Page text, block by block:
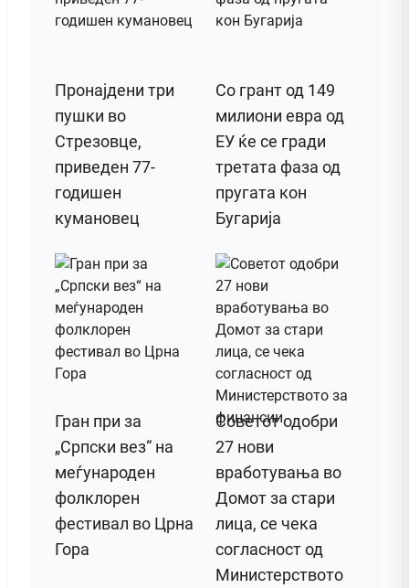
Пронајдени три
пушки во
Стрезовце,
приведен 77-
годишен
кумановец
Со грант од 149
милиони евра од
ЕУ ќе се гради
третата фаза од
пругата кон
Бугарија
Гран при за
„Српски вез“ на
меѓународен
фолклорен
фестивал во Црна
Гора
Советот одобри
27 нови
вработувања во
Домот за стари
лица, се чека
согласност од
Министерството